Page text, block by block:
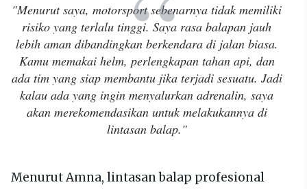
"Menurut saya, motorsport sebenarnya tidak memiliki
risiko yang terlalu tinggi. Saya rasa balapan jauh
lebih aman dibandingkan berkendara di jalan biasa.
Kamu memakai helm, perlengkapan tahan api, dan
ada tim yang siap membantu jika terjadi sesuatu. Jadi
kalau ada yang ingin menyalurkan adrenalin, saya
akan merekomendasikan untuk melakukannya di
lintasan balap."
Menurut Amna, lintasan balap profesional